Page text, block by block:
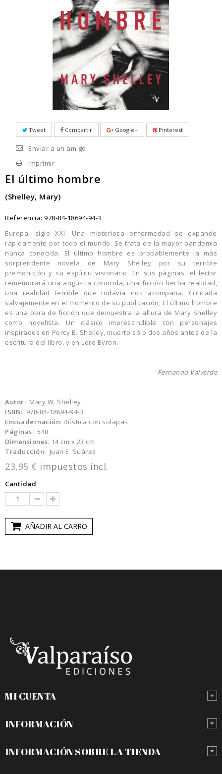
Tweet Compartir Google+ Pinterest
Enviar a un amigo
Imprimir
El último hombre
(Shelley, Mary)
Referencia: 978-84-18694-94-3
Europa, siglo XXI. Una misteriosa enfermedad se expande
rápidamente por todo el mundo. Se trata de la mayor pandemia
nunca conocida. El último hombre es probablemente la más
sorprendente novela de Mary Shelley por su terrible
premonición y su espíritu visionario. En sus páginas, el lector
rememorará una angustia conocida, una ficción hecha realidad,
una realidad terrible que todavía nos acompaña. Criticada
salvajemente en el momento de su publicación, El último hombre
es una obra de ficción que demuestra la altura de Mary Shelley
como novelista. Un clásico imprescindible con personajes
inspirados en Percy B. Shelley, muerto sólo dos años antes de la
escritura del libro, y en Lord Byron.
Fernando Valverde
Autor: Mary W. Shelley
ISBN: 978-84-18694-94-3
Encuadernación: Rústica con solapas
Páginas: 548
Dimensiones: 14 cm x 23 cm
Traducción: Juan E. Suárez
23,95 € impuestos incl.
Cantidad
AÑADIR AL CARRO
MI CUENTA
INFORMACIÓN
INFORMACIÓN SOBRE LA TIENDA